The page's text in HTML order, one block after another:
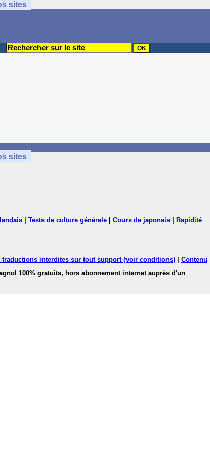
sites
sites
Tests de culture générale Cours de japonais
Rapidité
traductions interdites sur tout support (voir conditions)
Contenu
100% gratuits, hors abonnement internet auprès d'un